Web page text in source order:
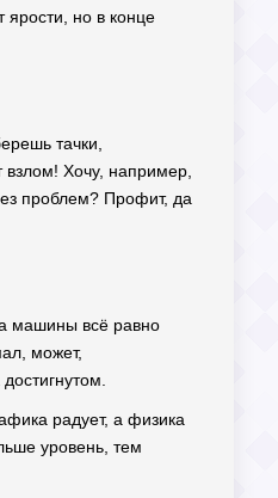
ярости, но в конце
тачки,
Хочу, например,
проблем? Профит, да
машины всё равно
может,
радует, а физика
уровень, тем